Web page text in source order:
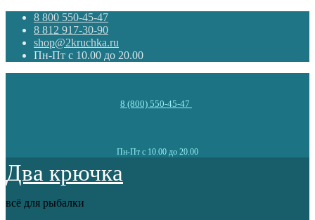
8 800 550-45-47
8 812 917-30-90
shop@2kruchka.ru
Пн-Пт с 10.00 до 20.00
8 (800) 550-45-47
Пн-Пт с 10.00 до 20.00
Два крючка
всё для рыбалки